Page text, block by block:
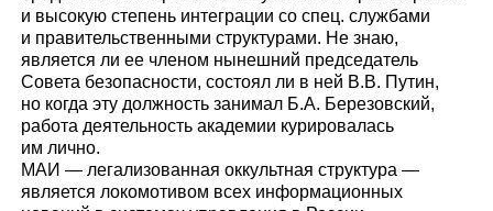
и высокую степень интеграции со спец. службами
и правительственными структурами. Не знаю,
является ли ее членом нынешний председатель
Совета безопасности, состоял ли в ней В.В. Путин,
но когда эту должность занимал Б.А. Березовский,
работа деятельность академии курировалась
им лично.
МАИ — легализованная оккультная структура —
является локомотивом всех информационных